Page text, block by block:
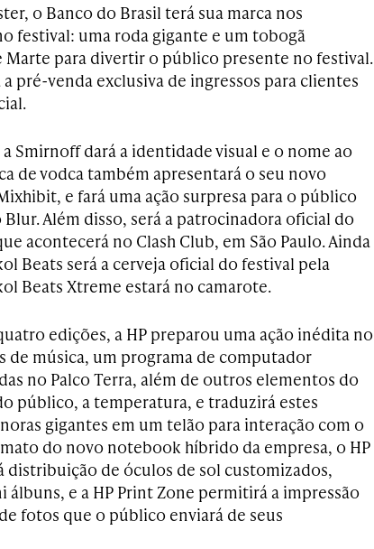
o Banco do Brasil terá sua marca nos
festival: uma roda gigante e um tobogã
Marte para divertir o público presente no festival.
pré-venda exclusiva de ingressos para clientes
Smirnoff dará a identidade visual e o nome ao
de vodca também apresentará o seu novo
e fará uma ação surpresa para o público
Além disso, será a patrocinadora oficial do
acontecerá no Clash Club, em São Paulo. Ainda
Beats será a cerveja oficial do festival pela
Beats Xtreme estará no camarote.
edições, a HP preparou uma ação inédita no
de música, um programa de computador
no Palco Terra, além de outros elementos do
público, a temperatura, e traduzirá estes
gigantes em um telão para interação com o
do novo notebook híbrido da empresa, o HP
distribuição de óculos de sol customizados,
álbuns, e a HP Print Zone permitirá a impressão
fotos que o público enviará de seus